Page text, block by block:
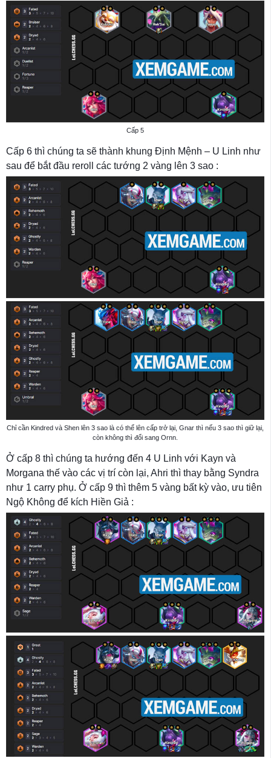
Cấp 5
Cấp 6 thì chúng ta sẽ thành khung Định Mệnh – U Linh như
sau để bắt đầu reroll các tướng 2 vàng lên 3 sao :
Chỉ cần Kindred và Shen lên 3 sao là có thể lên cấp trở lại, Gnar thì nếu 3 sao thì giữ lại,
còn không thì đổi sang Ornn.
Ở cấp 8 thì chúng ta hướng đến 4 U Linh với Kayn và
Morgana thế vào các vị trí còn lại, Ahri thì thay bằng Syndra
như 1 carry phụ. Ở cấp 9 thì thêm 5 vàng bất kỳ vào, ưu tiên
Ngộ Không để kích Hiền Giả :